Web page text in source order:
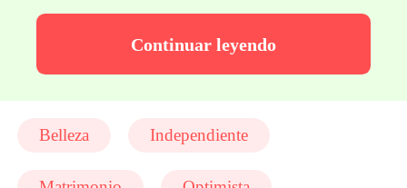
Continuar leyendo
Belleza Independiente